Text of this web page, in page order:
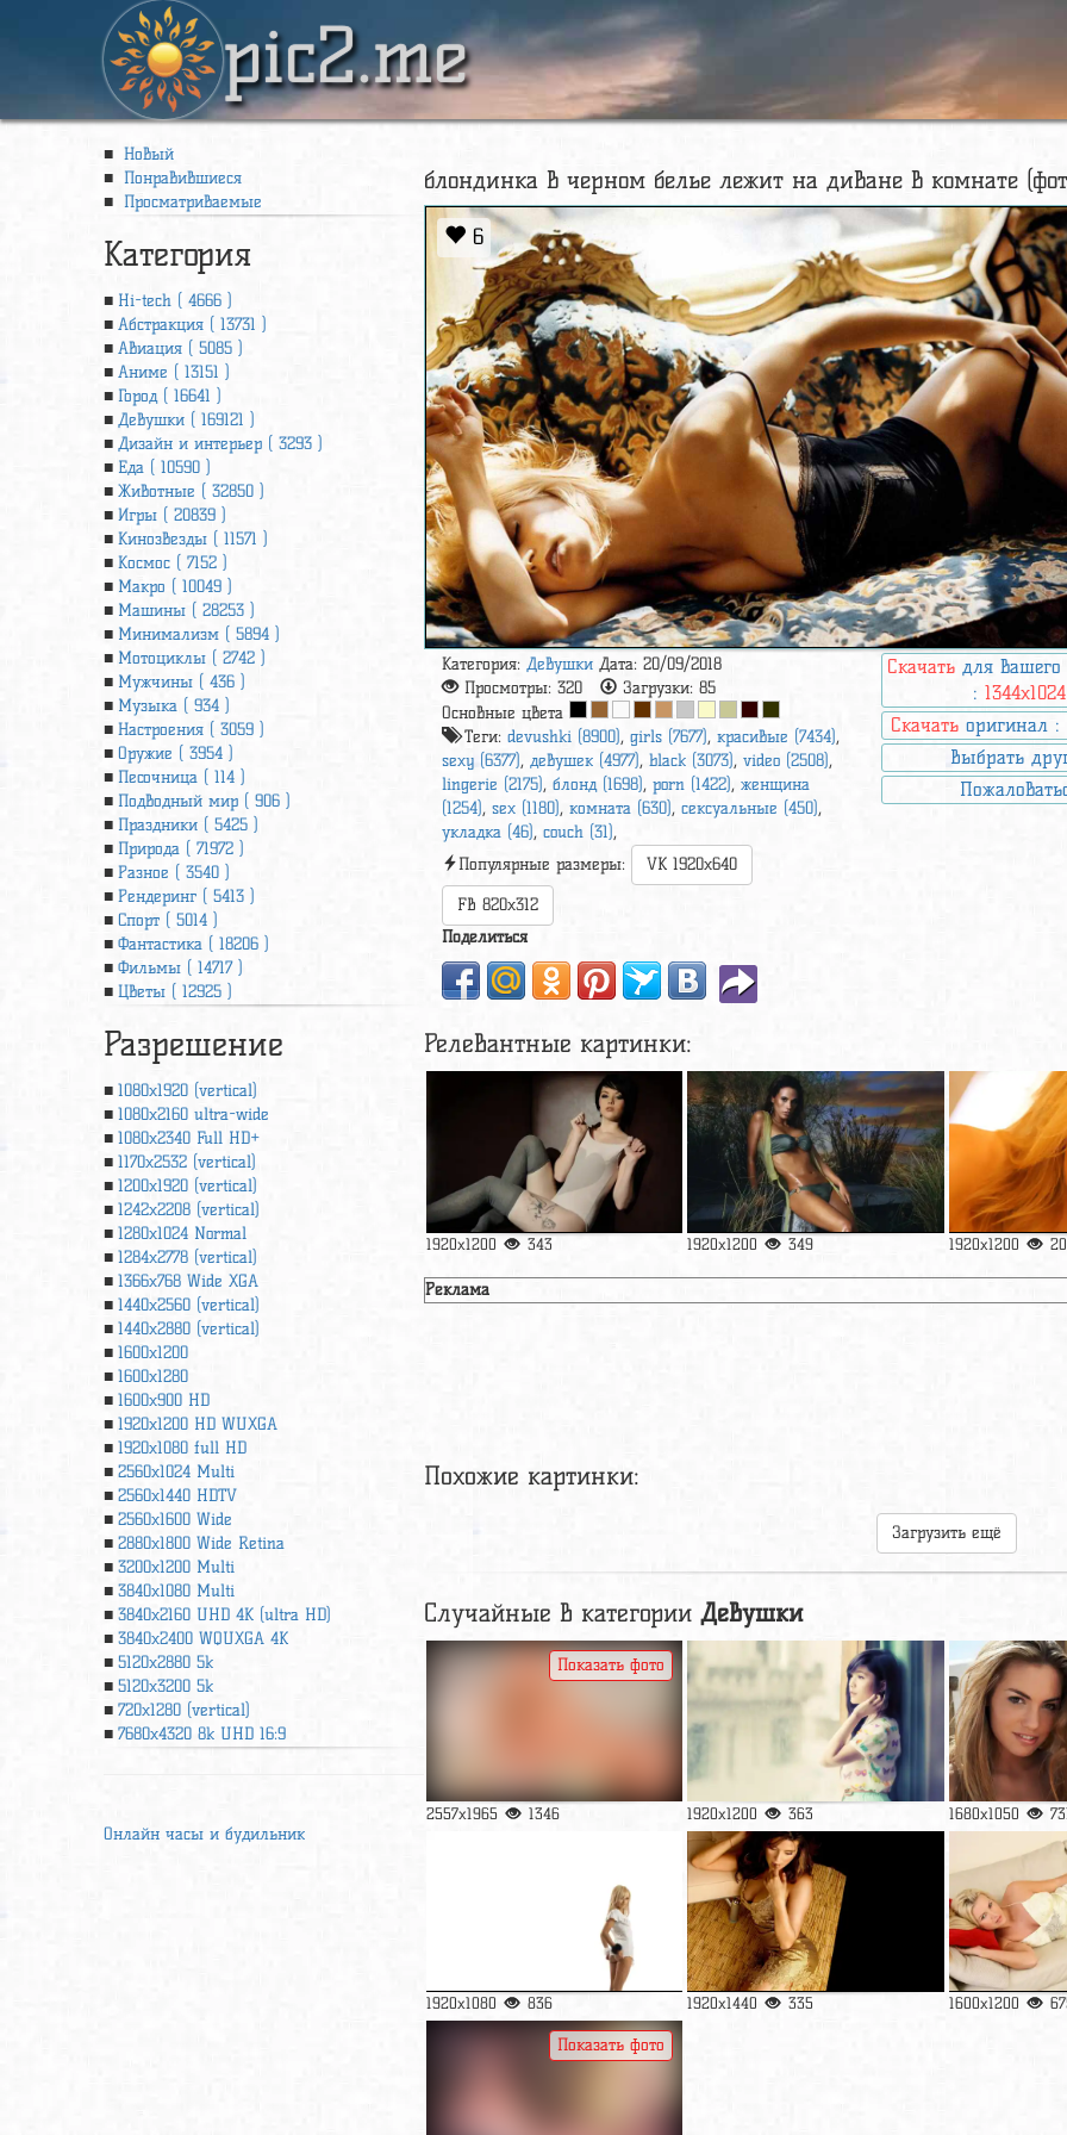
pic2.me
Новый
Понравившиеся
Просматриваемые
Категория
Hi-tech ( 4666 )
Абстракция ( 13731 )
Авиация ( 5085 )
Аниме ( 13151 )
Город ( 16641 )
Девушки ( 169121 )
Дизайн и интерьер ( 3293 )
Еда ( 10590 )
Животные ( 32850 )
Игры ( 20839 )
Кинозвезды ( 11571 )
Космос ( 7152 )
Макро ( 10049 )
Машины ( 28253 )
Минимализм ( 5894 )
Мотоциклы ( 2742 )
Мужчины ( 436 )
Музыка ( 934 )
Настроения ( 3059 )
Оружие ( 3954 )
Песочница ( 114 )
Подводный мир ( 906 )
Праздники ( 5425 )
Природа ( 71972 )
Разное ( 3540 )
Рендеринг ( 5413 )
Спорт ( 5014 )
Фантастика ( 18206 )
Фильмы ( 14717 )
Цветы ( 12925 )
Разрешение
1080x1920 (vertical)
1080x2160 ultra-wide
1080x2340 Full HD+
1170x2532 (vertical)
1200x1920 (vertical)
1242x2208 (vertical)
1280x1024 Normal
1284x2778 (vertical)
1366х768 Wide XGA
1440x2560 (vertical)
1440x2880 (vertical)
1600x1200
1600x1280
1600x900 HD
1920x1200 HD WUXGA
1920х1080 full HD
2560x1024 Multi
2560x1440 HDTV
2560x1600 Wide
2880x1800 Wide Retina
3200x1200 Multi
3840x1080 Multi
3840x2160 UHD 4К (ultra HD)
3840x2400 WQUXGA 4K
5120x2880 5k
5120x3200 5k
720x1280 (vertical)
7680x4320 8k UHD 16:9
Онлайн часы и будильник
блондинка в черном белье лежит на диване в комнате
6
Категория:Девушки Дата: 20/09/2018
Просмотры:320 Загрузки:85
Основные цвета
Теги:devushki (8900),girls (7677),красивые (7434),
sexy (6377),девушек (4977),black (3073),video (2508),
lingerie (2175),блонд (1698),porn (1422),женщина
(1254),sex (1180),комната (630),сексуальные (450),
укладка (46),couch (31),
Популярные размеры:
VK 1920x640
FB 820x312
Скачать для
:1344x1024
Скачать оригинал :
Выбрать
Поделиться
Релевантные картинки:
1920x1200 343 1920x1200 349 1920x1200
Реклама
Похожие картинки:
Загрузить ещё
Случайные в категорииДевушки
2557x1965 1346
Показать фото
1920x1200 363 1680x1050
1920x1080 836 1920x1440 335 1600x1200
Показать фото